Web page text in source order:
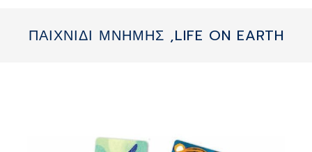
περιεχόμενο
ΠΑΙΧΝΙΔΙ ΜΝΗΜΗΣ ,LIFE ON EARTH